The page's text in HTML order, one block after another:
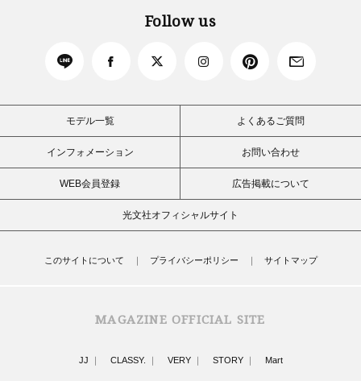
Follow us
モデル一覧 よくあるご質問
インフォメーション お問い合わせ
WEB会員登録 広告掲載について
光文社オフィシャルサイト
このサイトについて プライバシーポリシー サイトマップ
MAGAZINE OFFICIAL SITE
JJ CLASSY. VERY STORY Mart